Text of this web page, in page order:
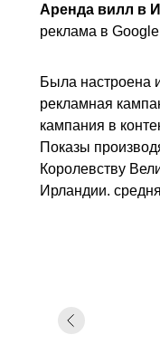
Аренда вилл в
реклама в
Была настроена
рекламная
кампания в
Показы
Королевству
Ирландии.